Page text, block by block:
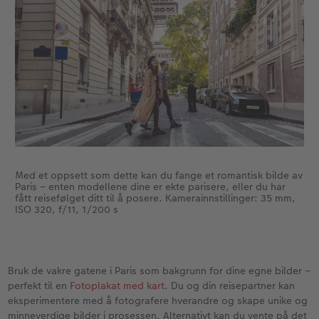
Med et oppsett som dette kan du fange et romantisk bilde av
Paris – enten modellene dine er ekte parisere, eller du har
fått reisefølget ditt til å posere. Kamerainnstillinger: 35 mm,
ISO 320, f/11, 1/200 s
Bruk de vakre gatene i Paris som bakgrunn for dine egne bilder –
perfekt til en Fotoplakat med kart. Du og din reisepartner kan
eksperimentere med å fotografere hverandre og skape unike og
minneverdige bilder i prosessen. Alternativt kan du vente på det